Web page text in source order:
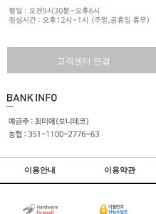
고객센터 연결
이용안내 이용약관